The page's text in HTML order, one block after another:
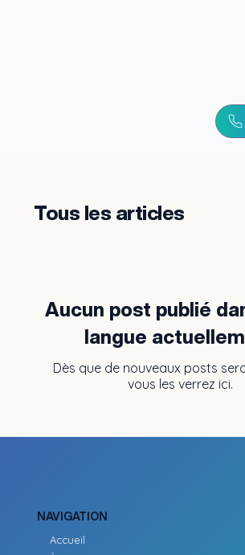
Tous les articles
Aucun post publié
langue
Dès que de nouveaux posts
vous les verrez ici.
NAVIGATION
Accueil